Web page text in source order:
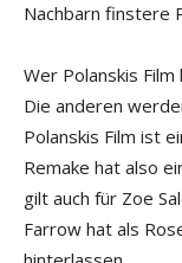
Nachbarn finstere
Wer Polanskis
Die anderen
Polanskis Film ist
Remake hat also
gilt auch für Zoe
Farrow hat als